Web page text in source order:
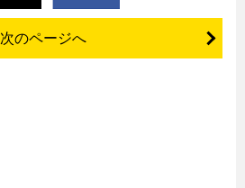
次のページへ